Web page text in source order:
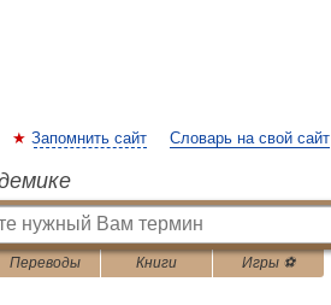
Запомнить сайт Словарь на свой сайт
Переводы Книги Игры ⚽